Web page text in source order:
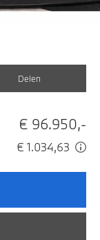
Delen
€ 96.950,-
€ 1.034,63